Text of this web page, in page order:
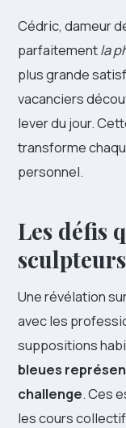
Cédric, dameur
parfaitementla
plus grande
vacanciers
lever du jour.
transforme
personnel.
Les défis
Une révélation
avec les
suppositions
bleues
challenge. Ces
les cours